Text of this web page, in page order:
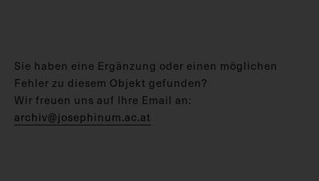
Sie haben eine Ergänzung oder einen möglichen
Fehler zu diesem Objekt gefunden?
Wir freuen uns auf Ihre Email an:
archiv@josephinum.ac.at